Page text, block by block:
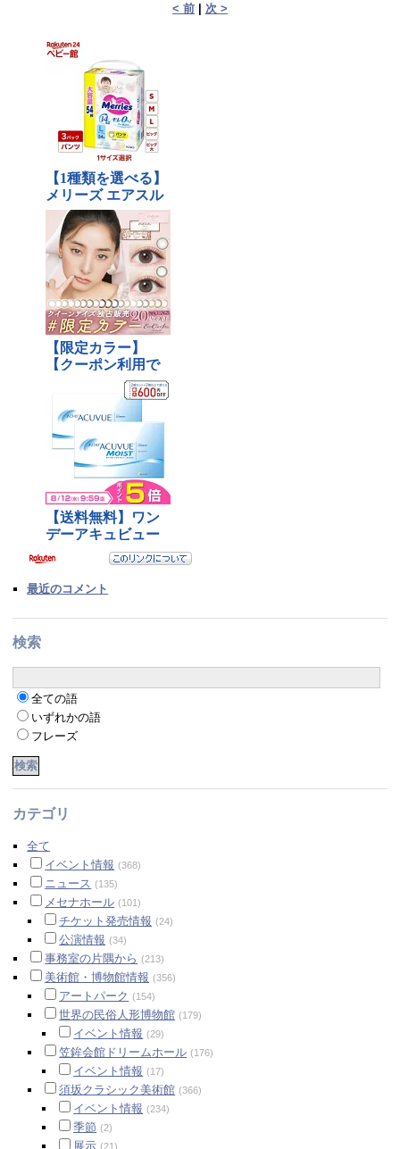
< 前 次 >
最近のコメント
検索
全ての語
いずれかの語
フレーズ
カテゴリ
全て
イベント情報 (368)
ニュース (135)
メセナホール (101)
チケット発売情報 (24)
公演情報 (34)
事務室の片隅から (213)
美術館・博物館情報 (356)
アートパーク (154)
世界の民俗人形博物館 (179)
イベント情報 (29)
笠鉾会館ドリームホール (176)
イベント情報 (17)
須坂クラシック美術館 (366)
イベント情報 (234)
季節 (2)
展示 (21)